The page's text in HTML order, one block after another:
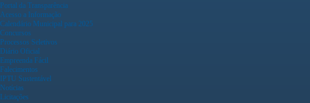
Portal da Transparência
Acesso a Informação
Calendário Municipal para 2025
Concursos
Processos Seletivos
Diário Oficial
Empreenda Fácil
Falecimentos
IPTU Sustentável
Notícias
Licitações